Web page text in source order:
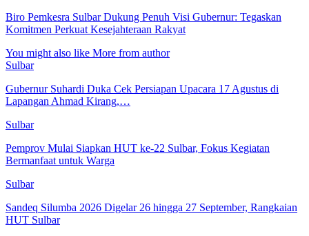
Biro Pemkesra Sulbar Dukung Penuh Visi Gubernur: Tegaskan
Komitmen Perkuat Kesejahteraan Rakyat
You might also like More from author
Sulbar
Gubernur Suhardi Duka Cek Persiapan Upacara 17 Agustus di
Lapangan Ahmad Kirang,…
Sulbar
Pemprov Mulai Siapkan HUT ke-22 Sulbar, Fokus Kegiatan
Bermanfaat untuk Warga
Sulbar
Sandeq Silumba 2026 Digelar 26 hingga 27 September, Rangkaian
HUT Sulbar